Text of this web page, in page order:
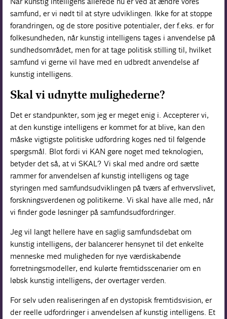
samfund, er vi nødt til at styre udviklingen. Ikke for at stoppe
forandringen, og de store positive potentialer, der f.eks. er for
folkesundheden, når kunstig intelligens tages i anvendelse på
sundhedsområdet, men for at tage politisk stilling til, hvilket
samfund vi gerne vil have med en udbredt anvendelse af
kunstig intelligens.
Skal vi udnytte mulighederne?
Det er standpunkter, som jeg er meget enig i. Accepterer vi,
at den kunstige intelligens er kommet for at blive, kan den
måske vigtigste politiske udfordring koges ned til følgende
spørgsmål. Blot fordi vi KAN gøre noget med teknologien,
betyder det så, at vi SKAL? Vi skal med andre ord sætte
rammer for anvendelsen af kunstig intelligens og tage
styringen med samfundsudviklingen på tværs af erhvervslivet,
forskningsverdenen og politikerne. Vi skal have alle med, når
vi finder gode løsninger på samfundsudfordringer.
Jeg vil langt hellere have en saglig samfundsdebat om
kunstig intelligens, der balancerer hensynet til det enkelte
menneske med muligheden for nye værdiskabende
forretningsmodeller, end kulørte fremtidsscenarier om en
løbsk kunstig intelligens, der overtager verden.
For selv uden realiseringen af en dystopisk fremtidsvision, er
der reelle udfordringer i anvendelsen af kunstig intelligens. Et